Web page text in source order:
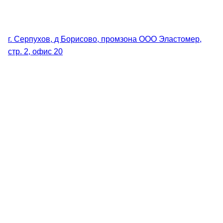
г. Серпухов, д Борисово, промзона ООО Эластомер,
стр. 2, офис 20